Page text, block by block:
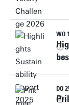
WO
DO